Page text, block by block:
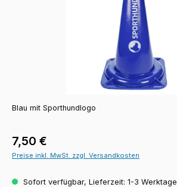
Blau mit Sporthundlogo
Regulärer Preis:
7,50 €
Preise inkl. MwSt. zzgl. Versandkosten
Sofort verfügbar, Lieferzeit: 1-3 Werktage